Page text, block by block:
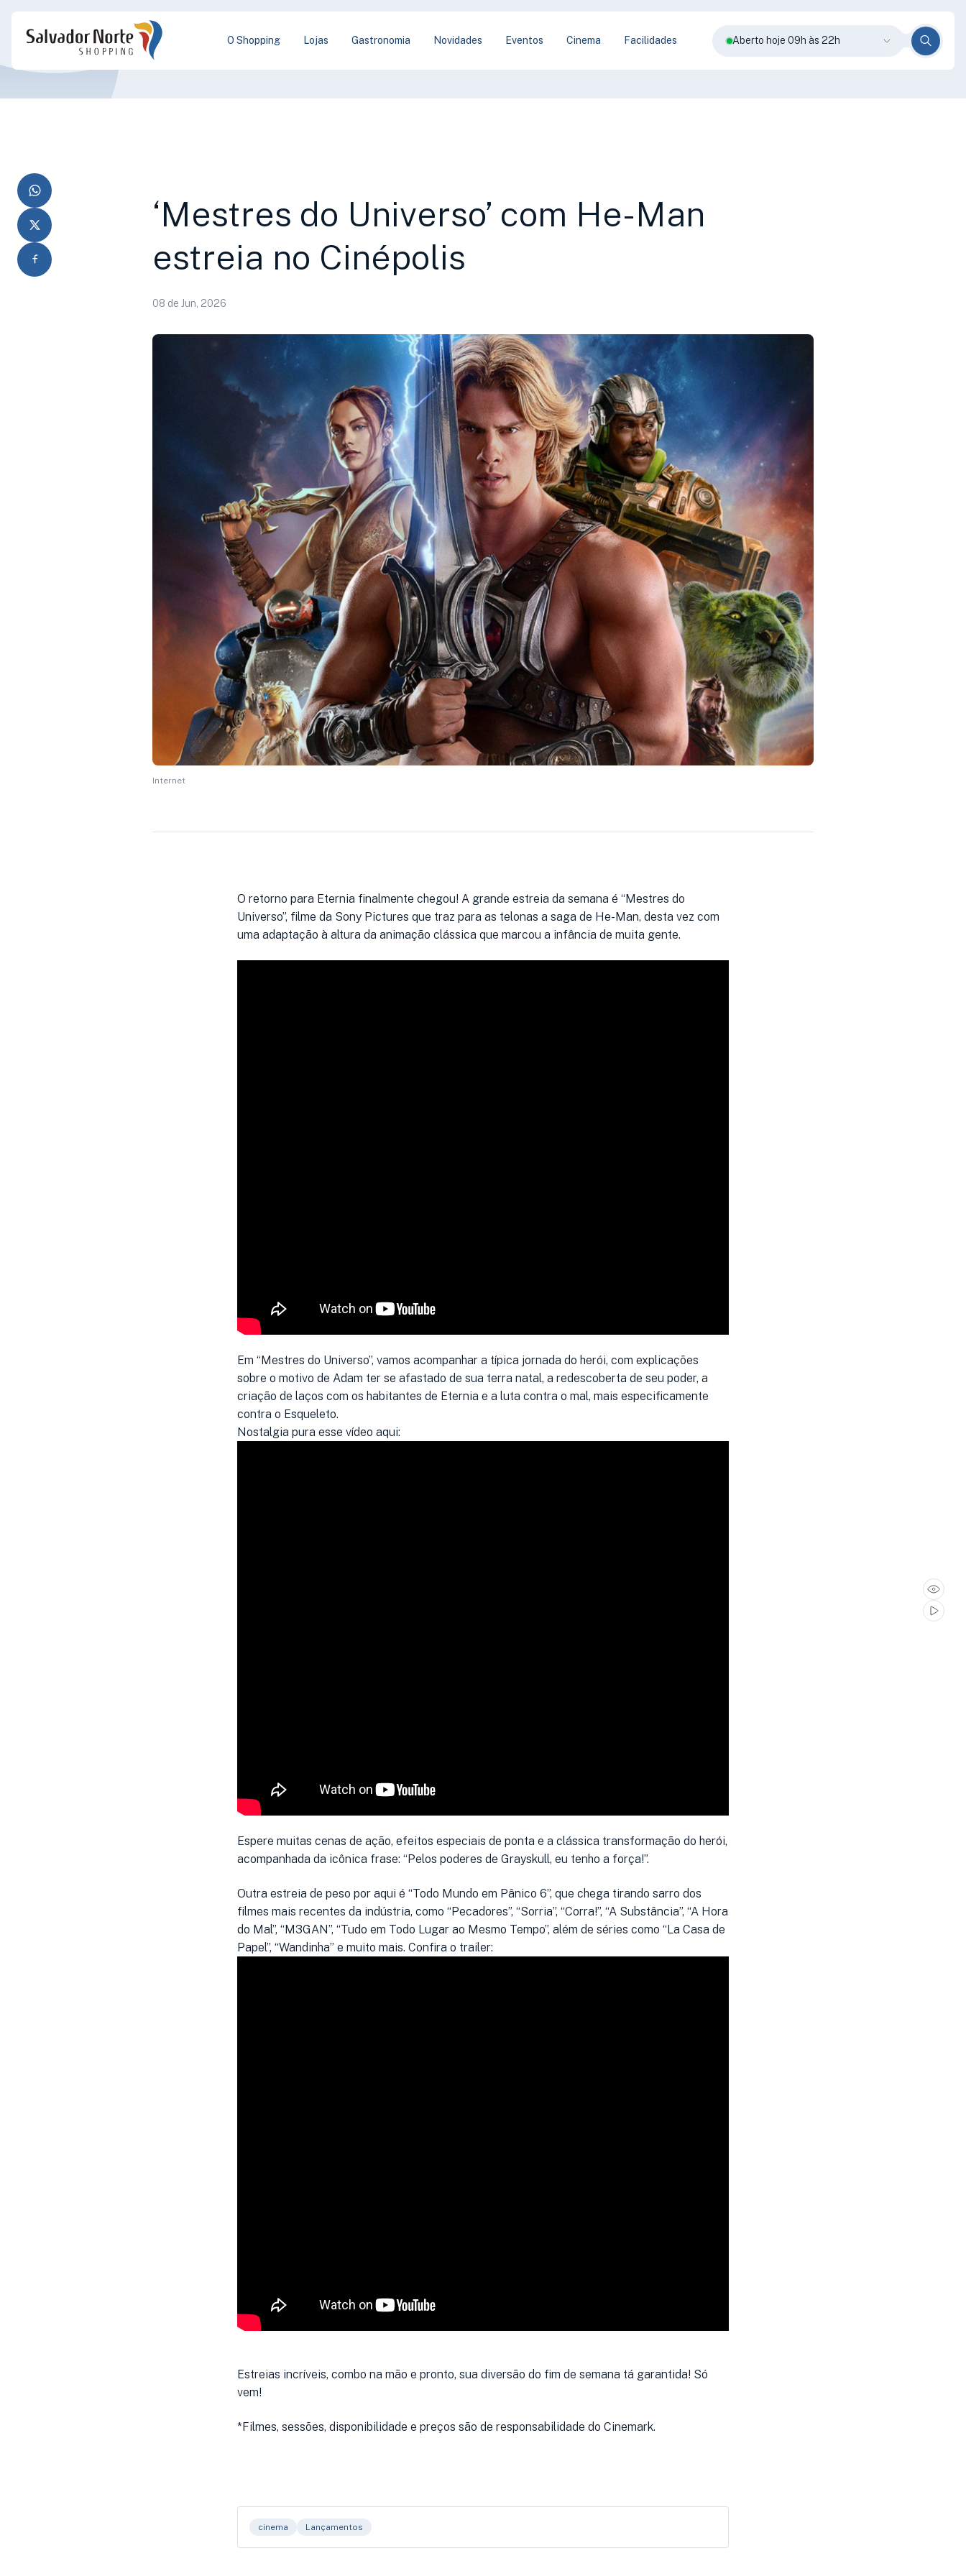
O Shopping Lojas Gastronomia Novidades Eventos Cinema Facilidades Aberto hoje 09h às 22h
‘Mestres do Universo’ com He-Man
estreia no Cinépolis
08 de Jun, 2026
Internet
O retorno para Eternia finalmente chegou! A grande estreia da semana é “Mestres do
Universo”, filme da Sony Pictures que traz para as telonas a saga de He-Man, desta vez com
uma adaptação à altura da animação clássica que marcou a infância de muita gente.
Em “Mestres do Universo”, vamos acompanhar a típica jornada do herói, com explicações
sobre o motivo de Adam ter se afastado de sua terra natal, a redescoberta de seu poder, a
criação de laços com os habitantes de Eternia e a luta contra o mal, mais especificamente
contra o Esqueleto.
Nostalgia pura esse vídeo aqui:
Espere muitas cenas de ação, efeitos especiais de ponta e a clássica transformação do herói,
acompanhada da icônica frase: “Pelos poderes de Grayskull, eu tenho a força!”.
Outra estreia de peso por aqui é “Todo Mundo em Pânico 6”, que chega tirando sarro dos
filmes mais recentes da indústria, como “Pecadores”, “Sorria”, “Corra!”, “A Substância”, “A Hora
do Mal”, “M3GAN”, “Tudo em Todo Lugar ao Mesmo Tempo”, além de séries como “La Casa de
Papel”, “Wandinha” e muito mais. Confira o trailer:
Estreias incríveis, combo na mão e pronto, sua diversão do fim de semana tá garantida! Só
vem!
*Filmes, sessões, disponibilidade e preços são de responsabilidade do Cinemark.
cinema Lançamentos